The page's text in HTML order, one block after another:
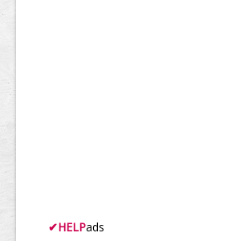
✔HELPads